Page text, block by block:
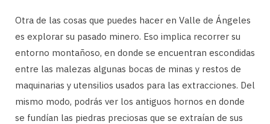
Otra de las cosas que puedes hacer en Valle de Ángeles
es explorar su pasado minero. Eso implica recorrer su
entorno montañoso, en donde se encuentran escondidas
entre las malezas algunas bocas de minas y restos de
maquinarias y utensilios usados para las extracciones. Del
mismo modo, podrás ver los antiguos hornos en donde
se fundían las piedras preciosas que se extraían de sus